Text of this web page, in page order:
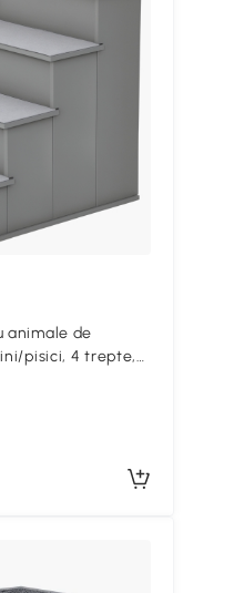
animale de
pisici, 4 trepte,
40 x 59 x 54,2